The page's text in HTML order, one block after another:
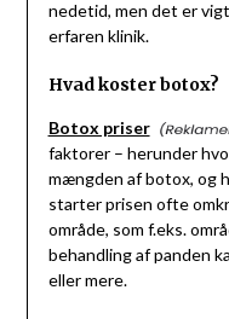
nedetid, men det er
erfaren klinik.
Hvad koster botox?
Botox priser
faktorer – herunder
mængden af botox, og
starter prisen ofte
område, som f.eks.
behandling af panden
eller mere.